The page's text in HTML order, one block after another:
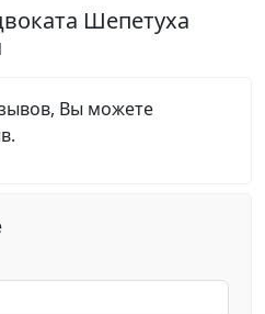
Шепетуха
Вы можете